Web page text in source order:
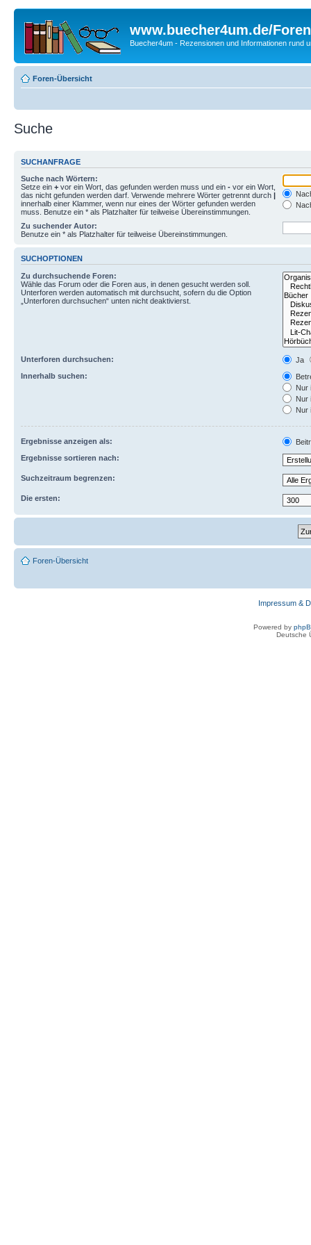
www.buecher4um.de/Foren
Buecher4um - Rezensionen und Informationen rund
Foren-Übersicht
Suche
SUCHANFRAGE
Suche nach Wörtern:
Setze ein + vor ein Wort, das gefunden werden muss und ein - vor ein Wort,
das nicht gefunden werden darf. Verwende mehrere Wörter getrennt durch |
innerhalb einer Klammer, wenn nur eines der Wörter gefunden werden
muss. Benutze ein * als Platzhalter für teilweise Übereinstimmungen.
Zu suchender Autor:
Benutze ein * als Platzhalter für teilweise Übereinstimmungen.
SUCHOPTIONEN
Zu durchsuchende Foren:
Wähle das Forum oder die Foren aus, in denen gesucht werden soll.
Unterforen werden automatisch mit durchsucht, sofern du die Option
„Unterforen durchsuchen“ unten nicht deaktivierst.
Unterforen durchsuchen:
Ja
Innerhalb suchen:
Nur
Nur
Nur
Ergebnisse anzeigen als:
Ergebnisse sortieren nach:
Suchzeitraum begrenzen:
Die ersten:
Foren-Übersicht
Impressum &
Powered by
Deutsche